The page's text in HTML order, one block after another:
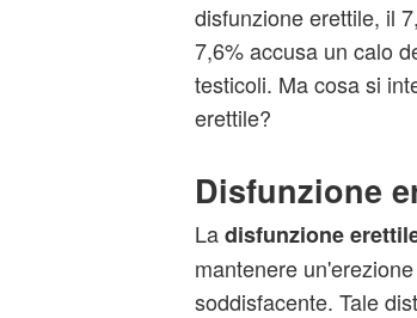
disfunzione erettile, il
7,6% accusa un calo
testicoli. Ma cosa si
erettile?
Disfunzione
Ladisfunzione
mantenere
soddisfacente. Tale